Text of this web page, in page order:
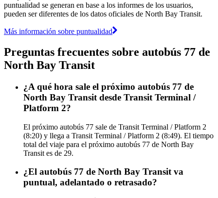
puntualidad se generan en base a los informes de los usuarios,
pueden ser diferentes de los datos oficiales de North Bay Transit.
Más información sobre puntualidad
Preguntas frecuentes sobre autobús 77 de
North Bay Transit
¿A qué hora sale el próximo autobús 77 de
North Bay Transit desde Transit Terminal /
Platform 2?
El próximo autobús 77 sale de Transit Terminal / Platform 2
(8:20) y llega a Transit Terminal / Platform 2 (8:49). El tiempo
total del viaje para el próximo autobús 77 de North Bay
Transit es de 29.
¿El autobús 77 de North Bay Transit va
puntual, adelantado o retrasado?